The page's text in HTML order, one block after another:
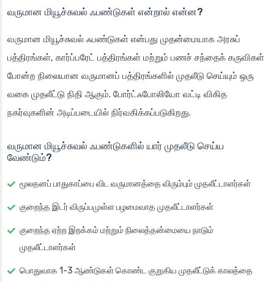
வருமான மியூச்சுவல் ஃபண்டுகள் என்றால் என்ன?
வருமான மியூச்சுவல் ஃபண்டுகள் என்பது முதன்மையாக அரசுப்
பத்திரங்கள், கார்ப்பரேட் பத்திரங்கள் மற்றும் பணச் சந்தைக் கருவிகள்
போன்ற நிலையான வருமானப் பத்திரங்களில் முதலீடு செய்யும் ஒரு
வகை முதலீட்டு நிதி ஆகும். போர்ட்ஃபோலியோ வட்டி விகித
நகர்வுகளின் அடிப்படையில் நிர்வகிக்கப்படுகிறது.
வருமான மியூச்சுவல் ஃபண்டுகளில் யார் முதலீடு செய்ய
வேண்டும்?
மூலதனப் பாதுகாப்பை விட வருமானத்தை விரும்பும் முதலீட்டாளர்கள்
குறைந்த இடர் விருப்பமுள்ள பழமைவாத முதலீட்டாளர்கள்
குறைந்த ஏற்ற இறக்கம் மற்றும் நிலைத்தன்மையை நாடும்
முதலீட்டாளர்கள்
பொதுவாக 1-3 ஆண்டுகள் கொண்ட குறுகிய முதலீட்டுக் காலத்தை